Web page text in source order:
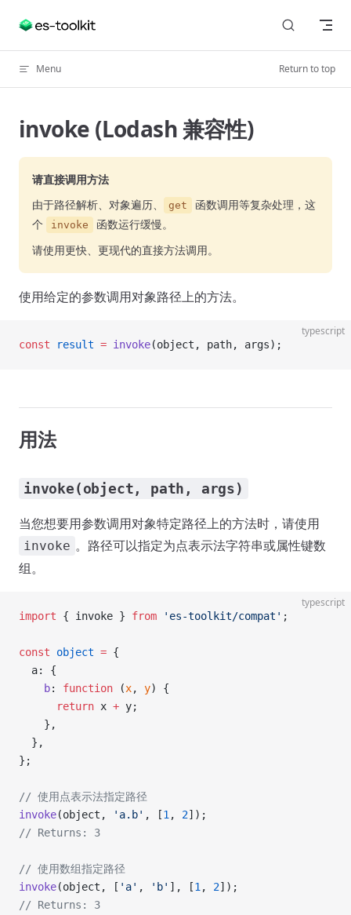
Skip to content
Menu Return to top
invoke (Lodash 兼容性)
请直接调用方法
由于路径解析、对象遍历、
get
函数调用等复杂处理，这
个
invoke
函数运行缓慢。
请使用更快、更现代的直接方法调用。
使用给定的参数调用对象路径上的方法。
typescript
const result = invoke(object, path, args);
用法
invoke(object, path, args)
当您想要用参数调用对象特定路径上的方法时，请使用
invoke 。路径可以指定为点表示法字符串或属性键数
组。
typescript
import { invoke } from 'es-toolkit/compat' ;
const object = {
  a: {
    b
: function (x, y) {
      return
x + y;
    },
  },
};
// 使用点表示法指定路径
invoke(object, 'a.b' , [1 , 2]);
// Returns: 3
// 使用数组指定路径
invoke(object, [ 'a' , 'b' ], [1 , 2]);
// Returns: 3